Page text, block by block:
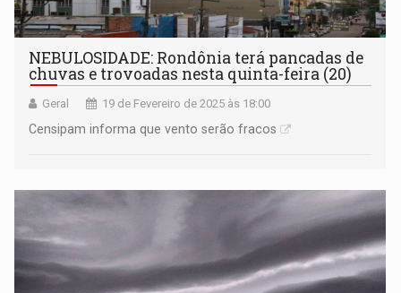
NEBULOSIDADE: Rondônia terá pancadas de
chuvas e trovoadas nesta quinta-feira (20)
Geral 19 de Fevereiro de 2025 às 18:00
Censipam informa que vento serão fracos